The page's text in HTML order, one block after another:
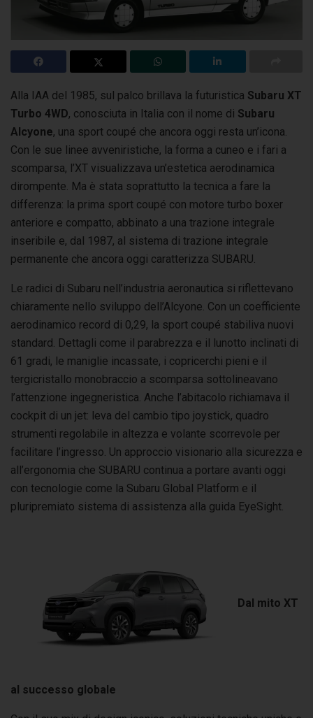
Alla IAA del 1985, sul palco brillava la futuristica Subaru XT
Turbo 4WD, conosciuta in Italia con il nome di Subaru
Alcyone, una sport coupé che ancora oggi resta un’icona.
Con le sue linee avveniristiche, la forma a cuneo e i fari a
scomparsa, l’XT visualizzava un’estetica aerodinamica
dirompente. Ma è stata soprattutto la tecnica a fare la
differenza: la prima sport coupé con motore turbo boxer
anteriore e compatto, abbinato a una trazione integrale
inseribile e, dal 1987, al sistema di trazione integrale
permanente che ancora oggi caratterizza SUBARU.
Le radici di Subaru nell’industria aeronautica si riflettevano
chiaramente nello sviluppo dell’Alcyone. Con un coefficiente
aerodinamico record di 0,29, la sport coupé stabiliva nuovi
standard. Dettagli come il parabrezza e il lunotto inclinati di
61 gradi, le maniglie incassate, i copricerchi pieni e il
tergicristallo monobraccio a scomparsa sottolineavano
l’attenzione ingegneristica. Anche l’abitacolo richiamava il
cockpit di un jet: leva del cambio tipo joystick, quadro
strumenti regolabile in altezza e volante scorrevole per
facilitare l’ingresso. Un approccio visionario alla sicurezza e
all’ergonomia che SUBARU continua a portare avanti oggi
con tecnologie come la Subaru Global Platform e il
pluripremiato sistema di assistenza alla guida EyeSight.
Dal mito XT
al successo globale